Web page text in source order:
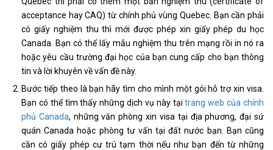
acceptance hay CAQ) từ chính phủ vùng Quebec. Bạn cần phải
có giấy nghiệm thu thì mới được phép xin giấy phép du học
Canada. Bạn có thể lấy mẫu nghiệm thu trên mạng rồi in nó ra
hoặc yêu cầu trường đại học của bạn cung cấp cho bạn thông
tin và lời khuyên về vấn đề này.
Bước tiếp theo là bạn hãy tìm cho mình một gói hỗ trợ xin visa.
Bạn có thể tìm thấy những dịch vụ này tạitrang web của chính
phủ Canada, những văn phòng xin visa tại địa phương, đại sứ
quán Canada hoặc phòng tư vấn tại đất nước bạn. Bạn cũng
cần có giấy phép cư trú tạm thời nếu như bạn đến từ những